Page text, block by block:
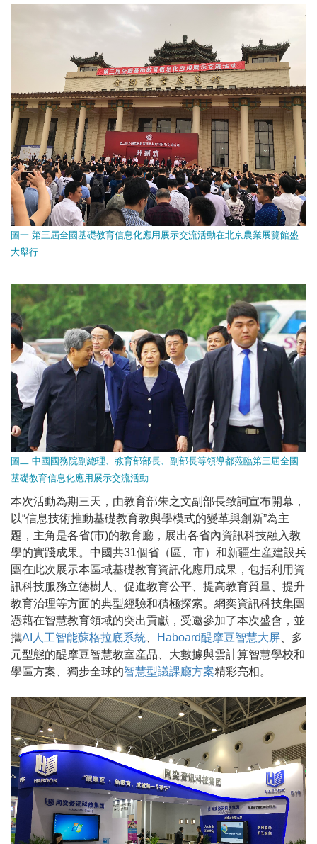
圖一 第三屆全國基礎教育信息化應用展示交流活動在北京農業展覽館盛
大舉行
圖二 中國國務院副總理、教育部部長、副部長等領導都蒞臨第三屆全國
基礎教育信息化應用展示交流活動
本次活動為期三天，由教育部朱之文副部長致詞宣布開幕，
以“信息技術推動基礎教育教與學模式的變革與創新”為主
題，主角是各省(市)的教育廳，展出各省內資訊科技融入教
學的實踐成果。中國共31個省（區、市）和新疆生産建設兵
團在此次展示本區域基礎教育資訊化應用成果，包括利用資
訊科技服務立德樹人、促進教育公平、提高教育質量、提升
教育治理等方面的典型經驗和積極探索。網奕資訊科技集團
憑藉在智慧教育領域的突出貢獻，受邀參加了本次盛會，並
攜AI人工智能蘇格拉底系統 Haboard醍摩豆智慧大屏 、多
元型態的醍摩豆智慧教室産品、大數據與雲計算智慧學校和
學區方案、獨步全球的智慧型議課廳方案精彩亮相。